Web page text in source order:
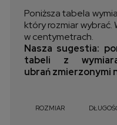
Poniższa tabela
który rozmiar wybrać.
w centymetrach.
Nasza sugestia:
tabeli z
ubrań zmierzonymi
ROZMIAR